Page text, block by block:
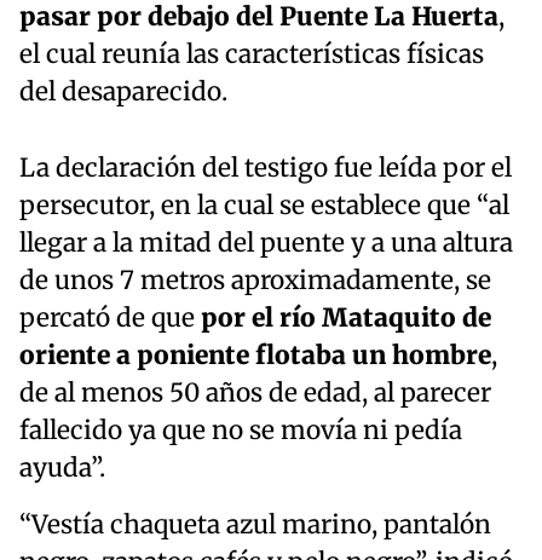
pasar por debajo del Puente La Huerta,
el cual reunía las características físicas
del desaparecido.
La declaración del testigo fue leída por el
persecutor, en la cual se establece que “al
llegar a la mitad del puente y a una altura
de unos 7 metros aproximadamente, se
percató de quepor el río Mataquito de
oriente a poniente flotaba un hombre,
de al menos 50 años de edad, al parecer
fallecido ya que no se movía ni pedía
ayuda”.
“Vestía chaqueta azul marino, pantalón